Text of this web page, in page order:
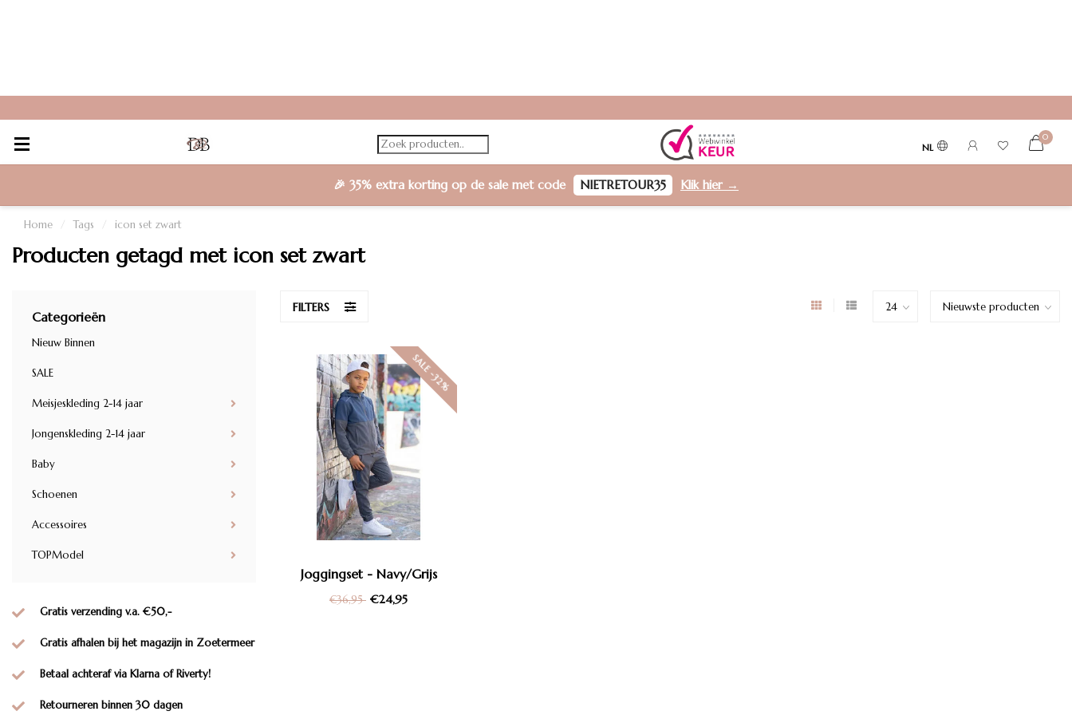
NL
0
🎉 35% extra korting op de sale met code NIETRETOUR35 Klik hier →
Home / Tags / icon set zwart
Producten getagd met icon set zwart
Categorieën
Nieuw Binnen
SALE
Meisjeskleding 2-14 jaar
Jongenskleding 2-14 jaar
Baby
Schoenen
Accessoires
TOPModel
Gratis verzending v.a. €50,-
Gratis afhalen bij het magazijn in Zoetermeer
Betaal achteraf via Klarna of Riverty!
Retourneren binnen 30 dagen
FILTERS
SALE -32%
Joggingset - Navy/Grijs
€36,95 €24,95